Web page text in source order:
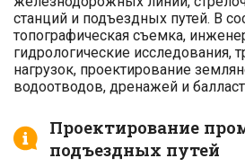
станций и подъездных путей. В
топографическая съемка,
гидрологические исследования,
нагрузок, проектирование
водоотводов, дренажей и
Проектирование
подъездных путей